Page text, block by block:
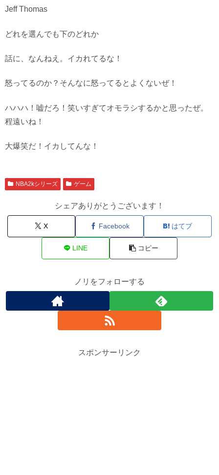
Jeff Thomas
どれを選んでも下のどれか
話に、なんねえ。イカれてるな！
怒ってるのか？そんなに怒ってるとよくないぜ！
ハハハ！嘘だろ！笑いすぎてオモラシするかと思ったぜ。
程遠いね！
大爆笑だ！イカしてんな！
NBA2kシリーズ ゲーム
シェアありがとうございます！
X Facebook はてブ
LINE コピー
ノリをフォローする
スポンサーリンク